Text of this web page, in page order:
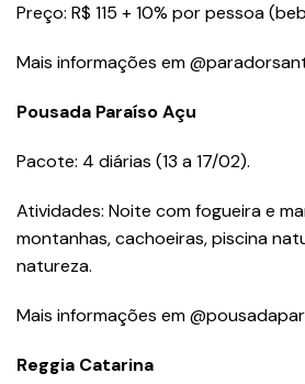
Preço: R$ 115 + 10% por pessoa
Mais informações em
Pousada Paraíso Açu
Pacote: 4 diárias (13 a 17/02).
Atividades: Noite com fogueira e
montanhas, cachoeiras, piscina
natureza.
Mais informações em
Reggia Catarina